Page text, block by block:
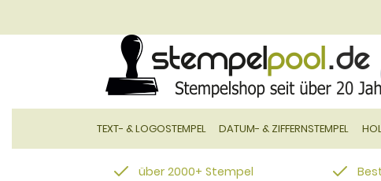
TEXT- & LOGOSTEMPEL DATUM- & ZIFFERNSTEMPEL
über 2000+ Stempel